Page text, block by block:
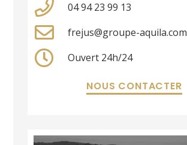
04 94 23 99 13
frejus@groupe-aquila.com
Ouvert 24h/24
NOUS CONTACTER